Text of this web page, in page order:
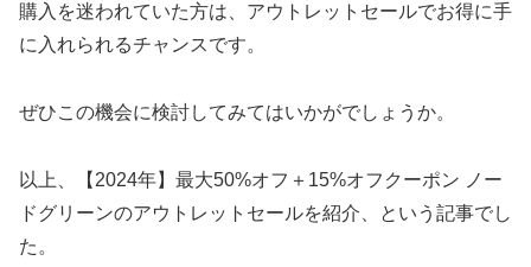
購入を迷われていた方は、アウトレットセールでお得に手
に入れられるチャンスです。
ぜひこの機会に検討してみてはいかがでしょうか。
以上、【2024年】最大50%オフ＋15%オフクーポン ノー
ドグリーンのアウトレットセールを紹介、という記事でし
た。